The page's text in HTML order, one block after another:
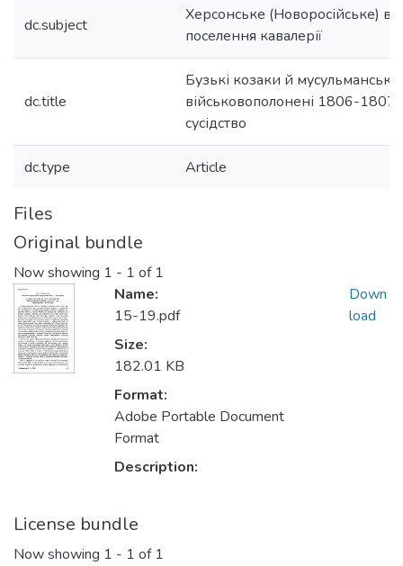
dc.subject
Херсонське (Новоросійське)
поселення кавалерії
dc.title
Бузькі козаки й мусульманські
військовополонені 1806-
сусідство
dc.type Article
Files
Original bundle
Now showing 1 - 1 of 1
Name:
15-19.pdf
Size:
182.01 KB
Format:
Adobe Portable Document
Format
Description:
Down
load
License bundle
Now showing 1 - 1 of 1